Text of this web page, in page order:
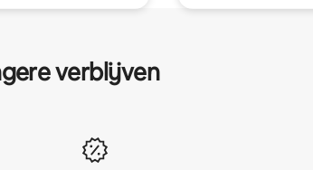
verblijven